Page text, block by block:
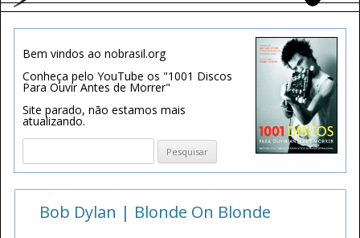
Bem vindos ao nobrasil.org
Conheça pelo YouTube os "1001 Discos
Para Ouvir Antes de Morrer"
Site parado, não estamos mais
atualizando.
Pesquisar
Bob Dylan | Blonde On Blonde